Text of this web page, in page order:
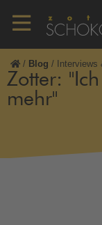
/ Blog /
Zotter:
mehr"